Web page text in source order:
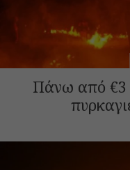
Πάνω από €3